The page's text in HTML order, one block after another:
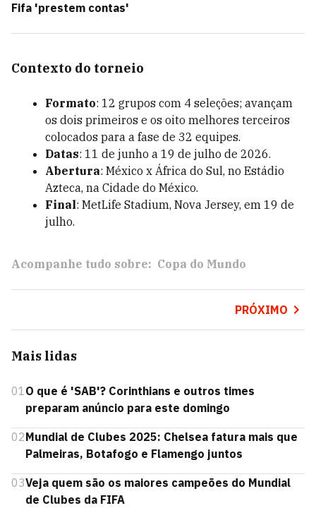
Fifa 'prestem contas'
Contexto do torneio
Formato: 12 grupos com 4 seleções; avançam
os dois primeiros e os oito melhores terceiros
colocados para a fase de 32 equipes.
Datas: 11 de junho a 19 de julho de 2026.
Abertura: México x África do Sul, no Estádio
Azteca, na Cidade do México.
Final: MetLife Stadium, Nova Jersey, em 19 de
julho.
Acompanhe tudo sobre: Copa do Mundo
PRÓXIMO
Mais lidas
01O que é 'SAB'? Corinthians e outros times
preparam anúncio para este domingo
02Mundial de Clubes 2025: Chelsea fatura mais que
Palmeiras, Botafogo e Flamengo juntos
03Veja quem são os maiores campeões do Mundial
de Clubes da FIFA